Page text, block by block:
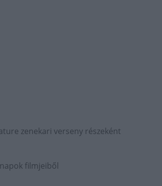
zenekari verseny részeként
filmjeiből